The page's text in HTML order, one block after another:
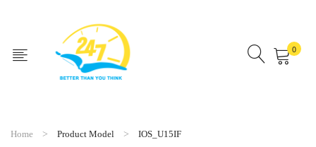
0
Home Product Model IOS_U15IF